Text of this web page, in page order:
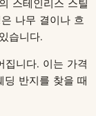
스테인리스 스틸
나무 결이나 흐
습니다.
집니다. 이는 가격
반지를 찾을 때